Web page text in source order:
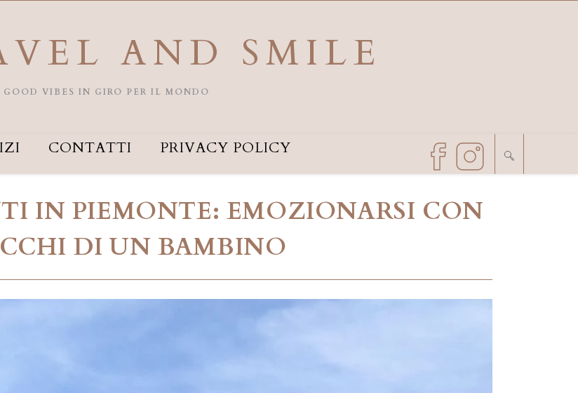
AND SMILE
GOOD VIBES IN GIRO PER IL MONDO
CONTATTI PRIVACY POLICY
IN PIEMONTE: EMOZIONARSI CON
DI UN BAMBINO